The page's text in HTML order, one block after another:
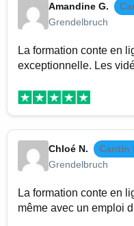
Amandine G.
Grendelbruch
La formation conte en
exceptionnelle. Les
Chloé N.
Cantin
Grendelbruch
La formation conte en
même avec un emploi